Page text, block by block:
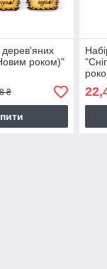
дерев'яних
роком)"
₴